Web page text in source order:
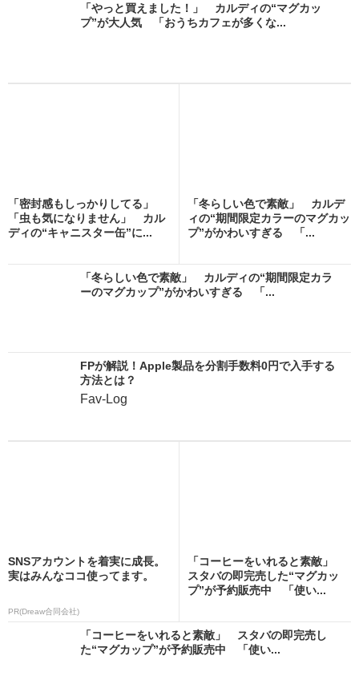
「やっと買えました！」 カルディの“マグカッ
プ”が大人気 「おうちカフェが多くな...
「密封感もしっかりしてる」
「虫も気になりません」 カル
ディの“キャニスター缶”に...
「冬らしい色で素敵」 カルデ
ィの“期間限定カラーのマグカッ
プ”がかわいすぎる 「...
「冬らしい色で素敵」 カルディの“期間限定カラ
ーのマグカップ”がかわいすぎる 「...
FPが解説！Apple製品を分割手数料0円で入手する
方法とは？
Fav-Log
SNSアカウントを着実に成長。
実はみんなココ使ってます。
PR(Dreaw合同会社)
「コーヒーをいれると素敵」
スタバの即完売した“マグカッ
プ”が予約販売中 「使い...
「コーヒーをいれると素敵」 スタバの即完売し
た“マグカップ”が予約販売中 「使い...